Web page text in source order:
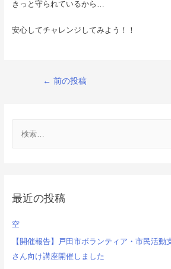
きっと守られているから…
安心してチャレンジしてみよう！！
ビ
シ
← 前の投稿
最近の投稿
空
【開催報告】戸田市ボランティア・市民活
さん向け講座開催しました